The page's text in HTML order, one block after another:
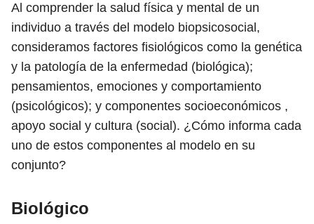
Al comprender la salud física y mental de un
individuo a través del modelo biopsicosocial,
consideramos factores fisiológicos como la genética
y la patología de la enfermedad (biológica);
pensamientos, emociones y comportamiento
(psicológicos); y componentes socioeconómicos ,
apoyo social y cultura (social). ¿Cómo informa cada
uno de estos componentes al modelo en su
conjunto?
Biológico